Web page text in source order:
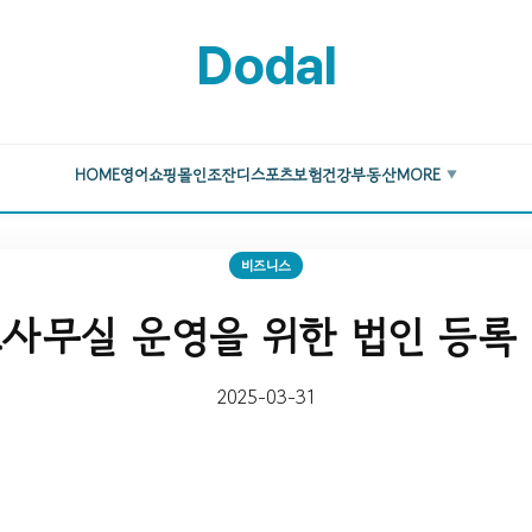
Dodal
HOME영어쇼핑몰인조잔디스포츠보험건강부동산MORE ▼
비즈니스
무실 운영을 위한 법인 등록
2025-03-31